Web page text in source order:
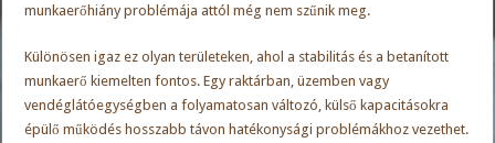
munkaerőhiány problémája attól még nem szűnik meg.
Különösen igaz ez olyan területeken, ahol a stabilitás és a betanított
munkaerő kiemelten fontos. Egy raktárban, üzemben vagy
vendéglátóegységben a folyamatosan változó, külső kapacitásokra
épülő működés hosszabb távon hatékonysági problémákhoz vezethet.